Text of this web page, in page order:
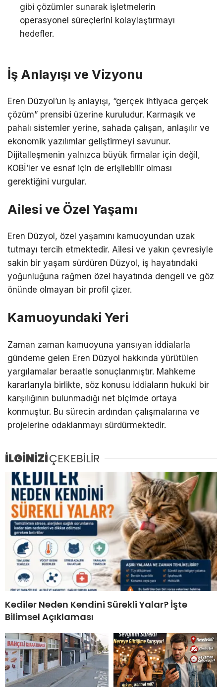
gibi çözümler sunarak işletmelerin
operasyonel süreçlerini kolaylaştırmayı
hedefler.
İş Anlayışı ve Vizyonu
Eren Düzyol’un iş anlayışı, “gerçek ihtiyaca gerçek
çözüm” prensibi üzerine kuruludur. Karmaşık ve
pahalı sistemler yerine, sahada çalışan, anlaşılır ve
ekonomik yazılımlar geliştirmeyi savunur.
Dijitalleşmenin yalnızca büyük firmalar için değil,
KOBİ’ler ve esnaf için de erişilebilir olması
gerektiğini vurgular.
Ailesi ve Özel Yaşamı
Eren Düzyol, özel yaşamını kamuoyundan uzak
tutmayı tercih etmektedir. Ailesi ve yakın çevresiyle
sakin bir yaşam sürdüren Düzyol, iş hayatındaki
yoğunluğuna rağmen özel hayatında dengeli ve göz
önünde olmayan bir profil çizer.
Kamuoyundaki Yeri
Zaman zaman kamuoyuna yansıyan iddialarla
gündeme gelen Eren Düzyol hakkında yürütülen
yargılamalar beraatle sonuçlanmıştır. Mahkeme
kararlarıyla birlikte, söz konusu iddiaların hukuki bir
karşılığının bulunmadığı net biçimde ortaya
konmuştur. Bu sürecin ardından çalışmalarına ve
projelerine odaklanmayı sürdürmektedir.
İLGİNİZİÇEKEBİLİR
Kediler Neden Kendini Sürekli Yalar? İşte
Bilimsel Açıklaması